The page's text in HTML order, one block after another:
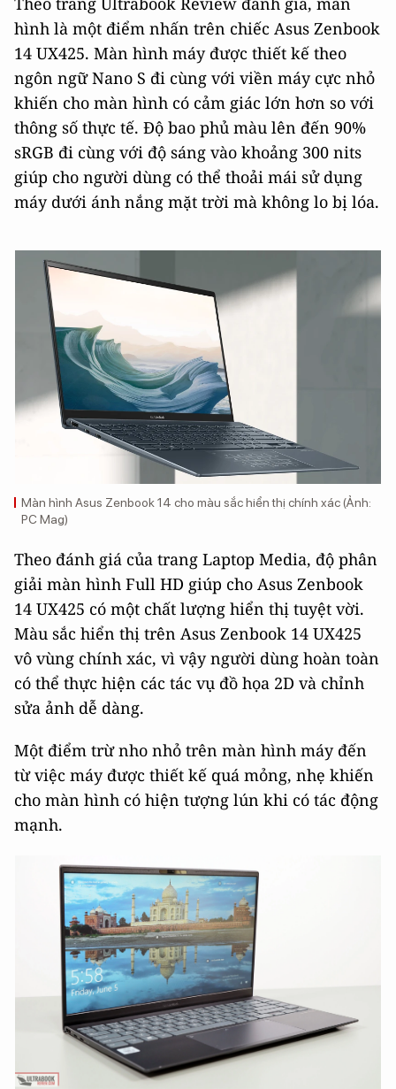
hình là một điểm nhấn trên chiếc Asus Zenbook
14 UX425. Màn hình máy được thiết kế theo
ngôn ngữ Nano S đi cùng với viền máy cực nhỏ
khiến cho màn hình có cảm giác lớn hơn so với
thông số thực tế. Độ bao phủ màu lên đến 90%
sRGB đi cùng với độ sáng vào khoảng 300 nits
giúp cho người dùng có thể thoải mái sử dụng
máy dưới ánh nắng mặt trời mà không lo bị lóa.
Màn hình Asus Zenbook 14 cho màu sắc hiển thị chính xác (Ảnh:
PC Mag)
Theo đánh giá của trang Laptop Media, độ phân
giải màn hình Full HD giúp cho Asus Zenbook
14 UX425 có một chất lượng hiển thị tuyệt vời.
Màu sắc hiển thị trên Asus Zenbook 14 UX425
vô vùng chính xác, vì vậy người dùng hoàn toàn
có thể thực hiện các tác vụ đồ họa 2D và chỉnh
sửa ảnh dễ dàng.
Một điểm trừ nho nhỏ trên màn hình máy đến
từ việc máy được thiết kế quá mỏng, nhẹ khiến
cho màn hình có hiện tượng lún khi có tác động
mạnh.